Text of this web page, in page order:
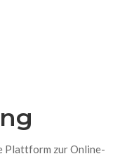
Plattform zur Online-